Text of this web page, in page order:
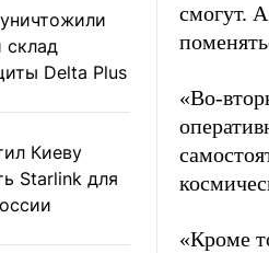
склад
Delta Plus
Киеву
Starlink для
смогут.
«Во-
«Кроме